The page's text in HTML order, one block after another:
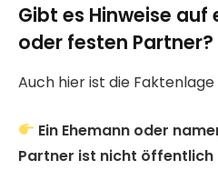
Gibt es Hinweise auf
oder festen Partner?
Auch hier ist die Faktenlage
Ein Ehemann oder
Partner ist nicht